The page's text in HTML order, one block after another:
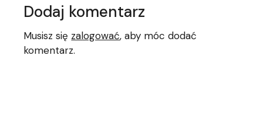
Dodaj komentarz
Musisz się zalogować, aby móc dodać
komentarz.